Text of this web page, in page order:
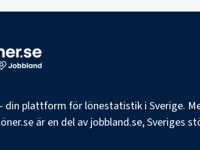
din plattform för lönestatistik i Sverige.
är en del av jobbland.se, Sveriges